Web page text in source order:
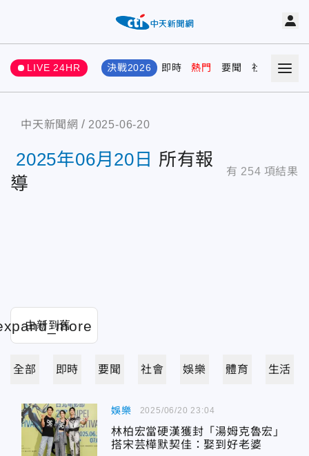
LIVE 24HR 決戰2026 即時 熱門 要聞 社會 娛樂
中天新聞網 2025-06-20
2025年06月20日 所有報
導
有 254 項結果
全部 即時 要聞 社會 娛樂 體育 生活
娛樂
林柏宏當硬漢獲封「湯姆克魯宏」
搭宋芸樺默契佳：娶到好老婆
2025/06/20 23:04